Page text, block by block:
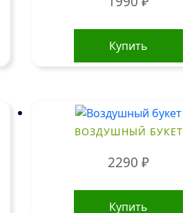
Купить
ВОЗДУШНЫЙ БУКЕТ
2290₽
Купить